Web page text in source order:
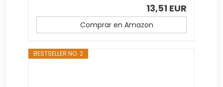
13,51 EUR
Comprar en Amazon
BESTSELLER NO. 2